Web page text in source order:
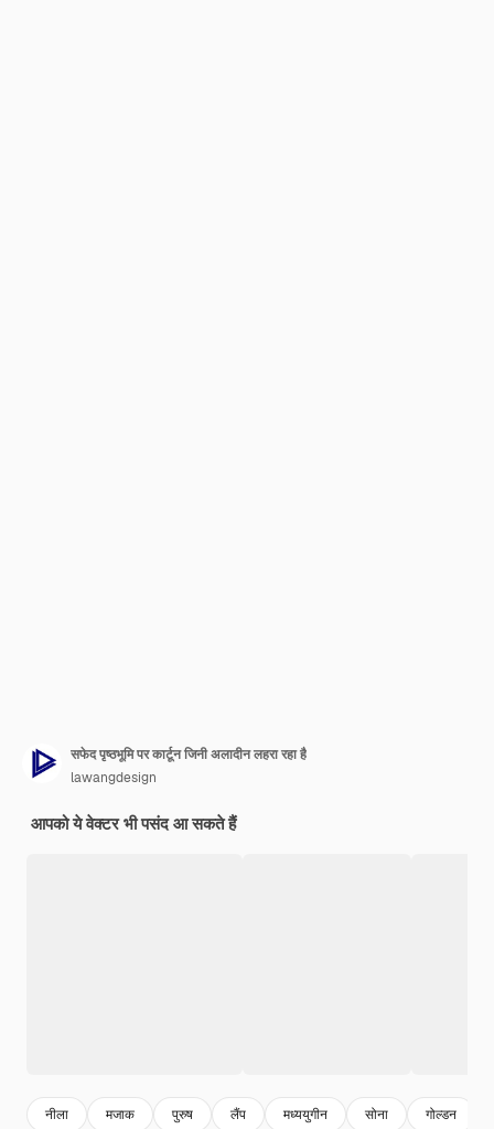
सफेद पृष्ठभूमि पर कार्टून जिनी अलादीन लहरा रहा है
lawangdesign
आपको ये वेक्टर भी पसंद आ सकते हैं
नीला मजाक पुरुष लैंप मध्ययुगीन सोना गोल्डन